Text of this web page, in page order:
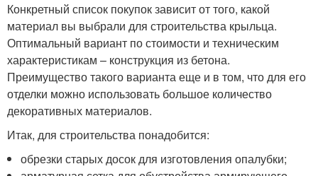
Конкретный список покупок зависит от того, какой
материал вы выбрали для строительства крыльца.
Оптимальный вариант по стоимости и техническим
характеристикам – конструкция из бетона.
Преимущество такого варианта еще и в том, что для его
отделки можно использовать большое количество
декоративных материалов.
Итак, для строительства понадобится:
обрезки старых досок для изготовления опалубки;